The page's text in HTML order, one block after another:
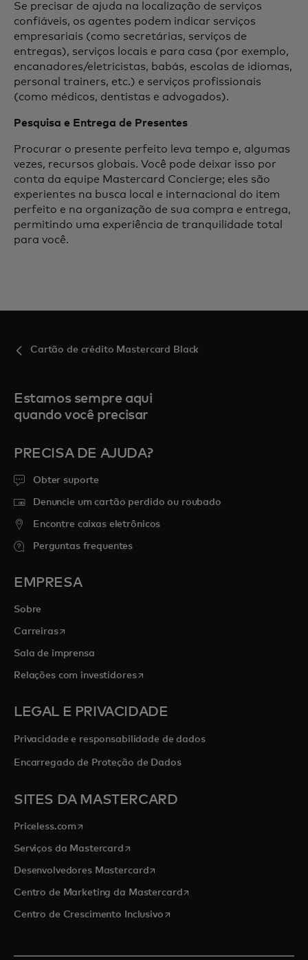
Se precisar de ajuda na localização de serviços
confiáveis, os agentes podem indicar serviços
empresariais (como secretárias, serviços de
entregas), serviços locais e para casa (por exemplo,
encanadores/eletricistas, babás, escolas de idiomas,
personal trainers, etc.) e serviços profissionais
(como médicos, dentistas e advogados).
Pesquisa e Entrega de Presentes
Procurar o presente perfeito leva tempo e, algumas
vezes, recursos globais. Você pode deixar isso por
conta da equipe Mastercard Concierge; eles são
experientes na busca local e internacional do item
perfeito e na organização de sua compra e entrega,
permitindo uma experiência de tranquilidade total
para você.
Cartão de crédito Mastercard Black
Estamos sempre aqui
quando você precisar
PRECISA DE AJUDA?
Obter suporte
Denuncie um cartão perdido ou roubado
Encontre caixas eletrônicos
Perguntas frequentes
EMPRESA
Sobre
Carreirasabre em uma nova guia
Sala de imprensa
Relações com investidoresabre em uma nova guia
LEGAL E PRIVACIDADE
Privacidade e responsabilidade de dados
Encarregado de Proteção de Dados
SITES DA MASTERCARD
Priceless.com abre em uma nova guia
Serviços da Mastercardabre em uma nova guia
Desenvolvedores Mastercardabre em uma nova guia
Centro de Marketing da Mastercardabre em uma nova guia
Centro de Crescimento Inclusivoabre em uma nova guia